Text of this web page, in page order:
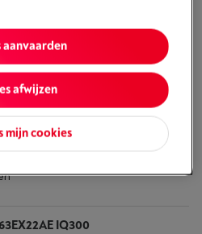
Warmtewisselaar +
bestekken
-Bekijk voorraad
Koop nu
IQ300
mijn cookies
afwijzen
aanvaarden